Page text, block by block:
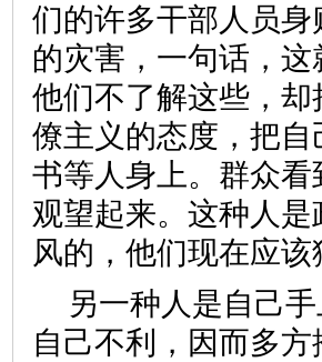
们的许多干部人员
的灾害，一句话，
他们不了解这些，
僚主义的态度，把
书等人身上。群众
观望起来。这种人
风的，他们现在应
另一种人是自己
自己不利，因而多